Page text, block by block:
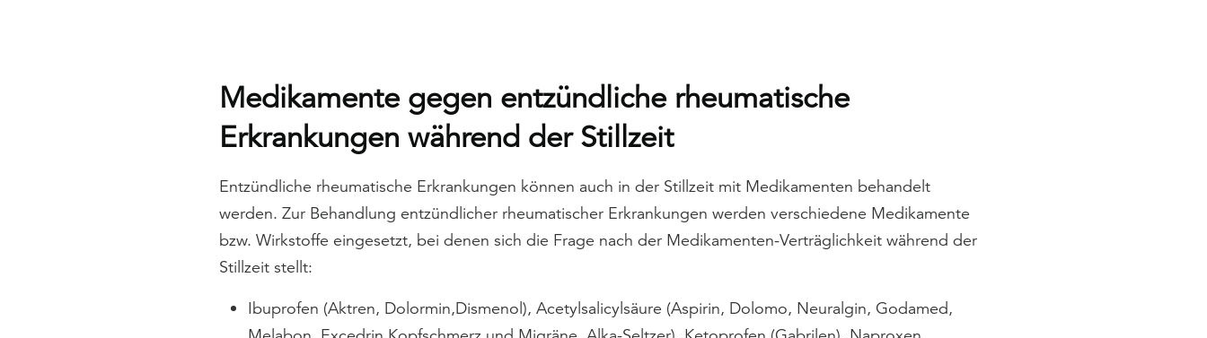
Medikamente gegen entzündliche rheumatische
Erkrankungen während der Stillzeit
Entzündliche rheumatische Erkrankungen können auch in der Stillzeit mit Medikamenten behandelt
werden. Zur Behandlung entzündlicher rheumatischer Erkrankungen werden verschiedene Medikamente
bzw. Wirkstoffe eingesetzt, bei denen sich die Frage nach der Medikamenten-Verträglichkeit während der
Stillzeit stellt:
Ibuprofen (Aktren, Dolormin,Dismenol), Acetylsalicylsäure (Aspirin, Dolomo, Neuralgin, Godamed,